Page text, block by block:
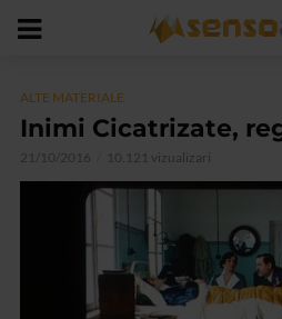
ALTE MATERIALE
Inimi Cicatrizate,
21/10/2016 10.121 vizualizari